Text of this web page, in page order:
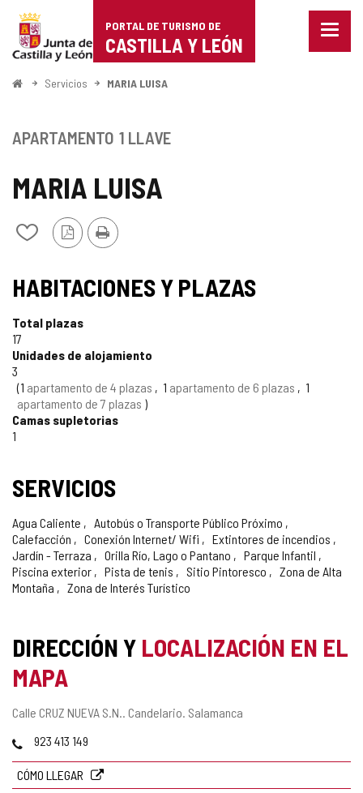
Portal
de
Turismo
Castilla
León
PORTAL DE TURISMO DE
CASTILLA Y LEÓN
Menu
InicioServicios MARIA LUISA
MARIA LUISA
Añadir/quitar
cuadernos
Versión
PDF
Imprimir
APARTAMENTO 1 LLAVE
HABITACIONES Y PLAZAS
Total plazas
17
Unidades de alojamiento
3
1 apartamento de 4 plazas 1 apartamento de 6 plazas
1
apartamento de 7 plazas
Camas supletorias
1
SERVICIOS
Agua Caliente
Autobús o Transporte Público Próximo
Calefacción
Conexión Internet/ Wifi
Extintores de incendios
Jardín - Terraza
Orilla Río, Lago o Pantano
Parque Infantil
Piscina exterior
Pista de tenis Sitio Pintoresco
Zona de Alta
Montaña
Zona de Interés Turístico
DIRECCIÓN Y LOCALIZACIÓN EN EL
MAPA
Dirección
Calle CRUZ NUEVA S.N.. Candelario. Salamanca
Teléfonos
923 413 149
CÓMO LLEGAR